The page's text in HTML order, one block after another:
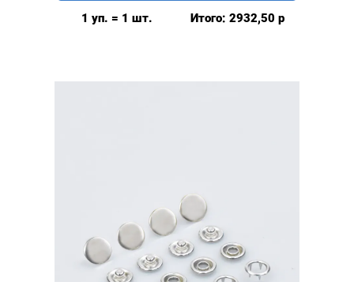
(рубашечные)
1 уп. = 1 шт. Итого: 2932,50 р